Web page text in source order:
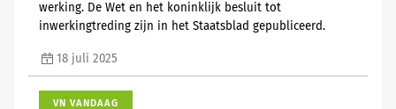
werking. De Wet en het koninklijk besluit tot
inwerkingtreding zijn in het Staatsblad gepubliceerd.
18 juli 2025
VN VANDAAG